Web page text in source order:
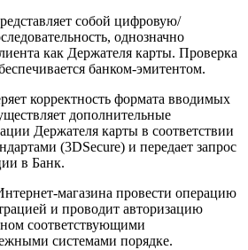
собой цифровую/
однозначно
как Держателя карты. Проверка
банком-эмитентом.
корректность формата вводимых
дополнительные
Держателя карты в соответствии
(3DSecure) и передает запрос
в Банк.
магазина провести операцию
и проводит авторизацию
соответствующими
системами порядке.